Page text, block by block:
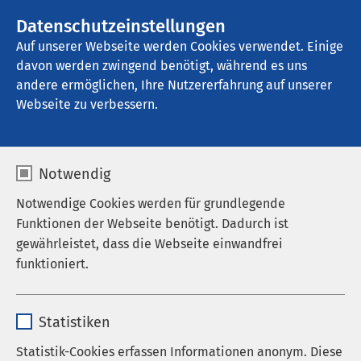
Datenschutzeinstellungen
Auf unserer Webseite werden Cookies verwendet. Einige
davon werden zwingend benötigt, während es uns
andere ermöglichen, Ihre Nutzererfahrung auf unserer
Webseite zu verbessern.
Notwendig
Notwendige Cookies werden für grundlegende
Funktionen der Webseite benötigt. Dadurch ist
gewährleistet, dass die Webseite einwandfrei
funktioniert.
Anbieter sgalinski
Statistiken
Statistik-Cookies erfassen Informationen anonym. Diese
AMEOS Spital Einsiedeln
Vielen Dank
Sehr geehrte Kollegin, sehr geehrter Kollege deine
Mail wurde erfolgreich versendet.
AMEOS belohnt Mitarbeitende, die bei Vakanzen
erfolgreich neue Mitarbeitende für das
dass du jemanden davon überzeugen konntest, sich